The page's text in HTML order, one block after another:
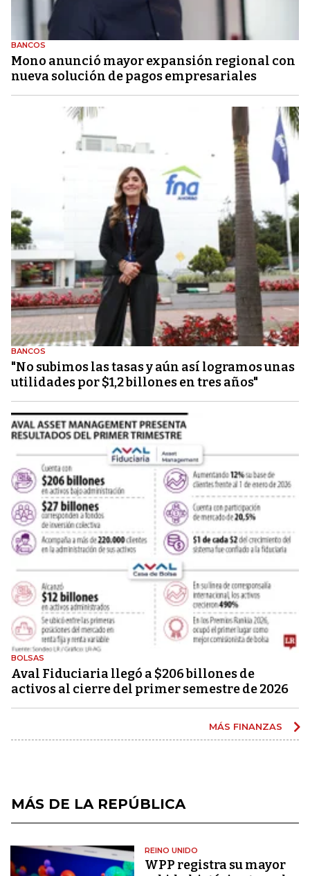
BANCOS
Mono anunció mayor expansión regional con
nueva solución de pagos empresariales
BANCOS
"No subimos las tasas y aún así logramos unas
utilidades por $1,2 billones en tres años"
BOLSAS
Aval Fiduciaria llegó a $206 billones de
activos al cierre del primer semestre de 2026
MÁS FINANZAS
MÁS DE LA REPÚBLICA
REINO UNIDO
WPP registra su mayor